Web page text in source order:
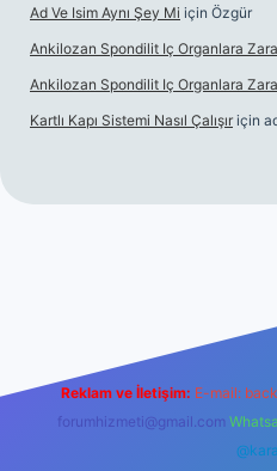
Ad Ve Isim Aynı Şey Mi için Özgür
Ankilozan Spondilit Iç Organlara
Ankilozan Spondilit Iç Organlara
Kartlı Kapı Sistemi Nasıl Çalışır için
Reklam ve İletişim: E-mail:
forumhizmeti@gmail.com